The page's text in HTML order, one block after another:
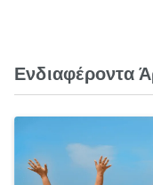
Ενδιαφέροντα